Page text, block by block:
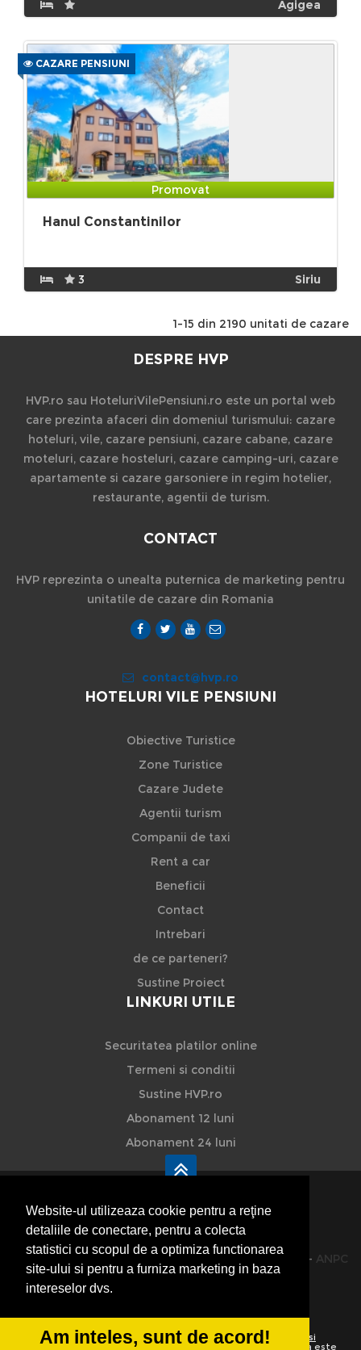
Website-ul utilizeaza cookie pentru a reţine
detaliile de conectare, pentru a colecta
statistici cu scopul de a optimiza functionarea
site-ului si pentru a furniza marketing in baza
intereselor dvs.
Am inteles, sunt de acord!
Agigea
CAZARE PENSIUNI
Promovat
Hanul Constantinilor
3 Siriu
1-15 din 2190 unitati de cazare
DESPRE HVP
HVP.ro sau HoteluriVilePensiuni.ro este un portal web
care prezinta afaceri din domeniul turismului: cazare
hoteluri, vile, cazare pensiuni, cazare cabane, cazare
moteluri, cazare hosteluri, cazare camping-uri, cazare
apartamente si cazare garsoniere in regim hotelier,
restaurante, agentii de turism.
CONTACT
HVP reprezinta o unealta puternica de marketing pentru
unitatile de cazare din Romania
contact@hvp.ro
HOTELURI VILE PENSIUNI
Obiective Turistice
Zone Turistice
Cazare Judete
Agentii turism
Companii de taxi
Rent a car
Beneficii
Contact
Intrebari
de ce parteneri?
Sustine Proiect
LINKURI UTILE
Securitatea platilor online
Termeni si conditii
Sustine HVP.ro
Abonament 12 luni
Abonament 24 luni
HVP - Hoteluri Vile Pensiuni
© 2014-2026 Powered byVilonMedia&TekaBility - ANPC
SOL
Utilizand acest site inseamna ca sunteti de acord cu Termenii si
conditiile de utilizare Preluarea informatiilor totala sau partiala este